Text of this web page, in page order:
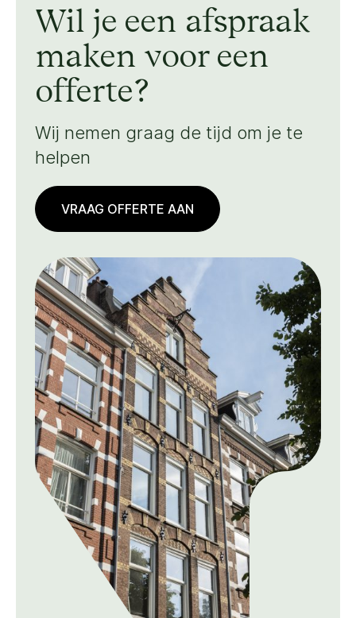
Wil je een afspraak
maken voor een
offerte?
Wij nemen graag de tijd om je te
helpen
VRAAG OFFERTE AAN